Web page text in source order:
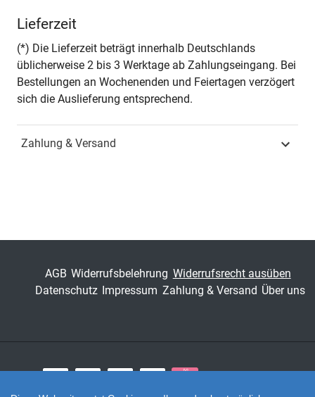
Seiten 288
Jahr Hamburg 2019
Fachdisziplin
Band 9
Lieferzeit
(*) Die Lieferzeit beträgt innerhalb Deutschlands
üblicherweise 2 bis 3 Werktage ab Zahlungseingang. Bei
Bestellungen an Wochenenden und Feiertagen verzögert
sich die Auslieferung entsprechend.
Zahlung & Versand
AGB Widerrufsbelehrung Widerrufsrecht ausüben
Datenschutz Impressum Zahlung & Versand Über uns
Zahlungsarten